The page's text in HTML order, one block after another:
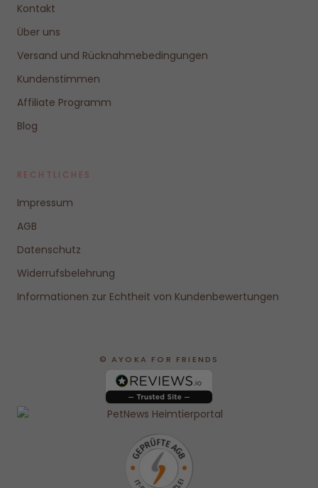
Kontakt
Über uns
Versand und Rücknahmebedingungen
Kundenstimmen
Affiliate Programm
Blog
RECHTLICHES
Impressum
AGB
Datenschutz
Widerrufsbelehrung
Informationen zur Echtheit von Kundenbewertungen
© AYOKA FOR FRIENDS